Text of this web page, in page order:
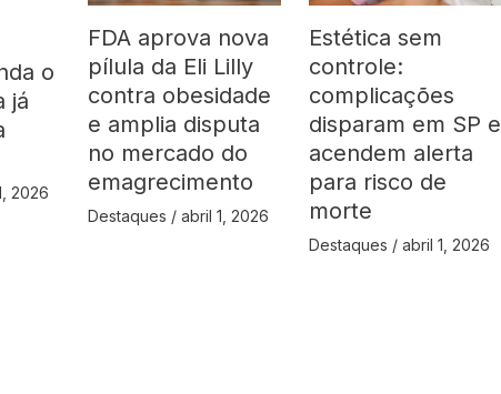
o
já
2026
FDA aprova nova
pílula da Eli Lilly
contra obesidade
e amplia disputa
no mercado do
emagrecimento
Destaques /abril 1, 2026
Estética sem
controle:
complicações
disparam em SP e
acendem alerta
para risco de
morte
Destaques /abril 1, 2026